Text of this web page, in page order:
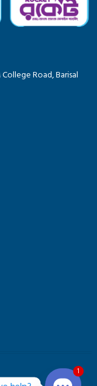
Road, Barisal
1